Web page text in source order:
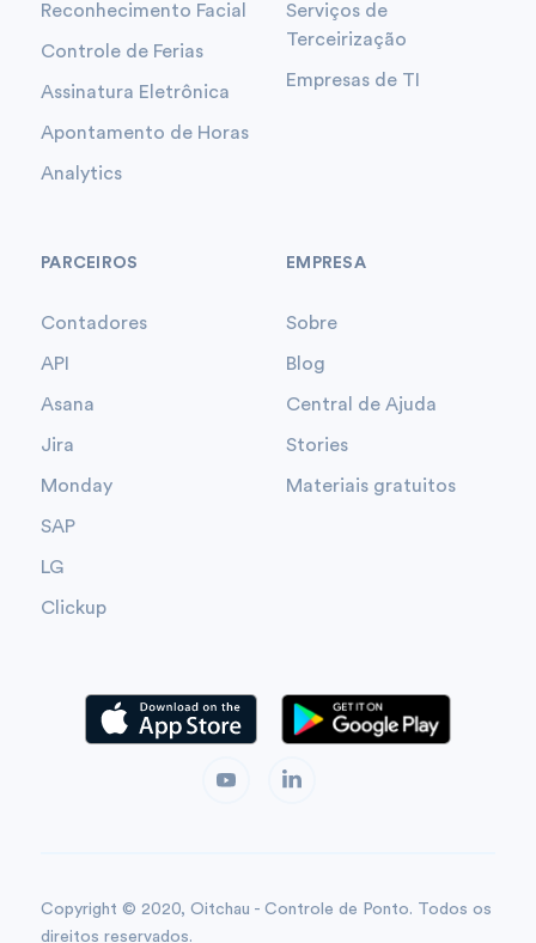
Reconhecimento Facial
Controle de Ferias
Assinatura Eletrônica
Apontamento de Horas
Analytics
Serviços de
Terceirização
Empresas de TI
PARCEIROS
Contadores
API
Asana
Jira
Monday
SAP
LG
Clickup
EMPRESA
Sobre
Blog
Central de Ajuda
Stories
Materiais gratuitos
Copyright © 2020, Oitchau - Controle de Ponto. Todos os
direitos reservados.